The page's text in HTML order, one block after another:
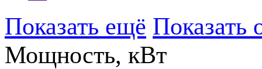
Показать ещё Показать
Мощность, кВт